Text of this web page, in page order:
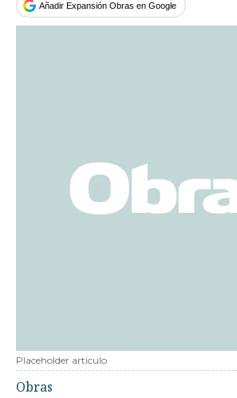
Añadir Expansión Obras en Google
Placeholder articulo
Obras